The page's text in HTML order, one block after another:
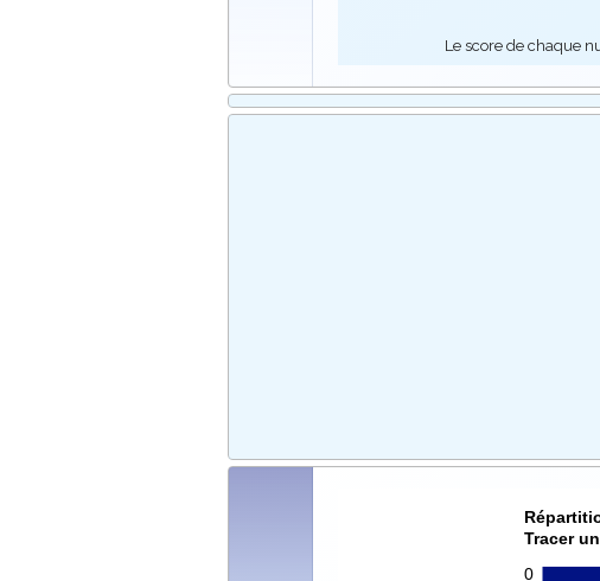
Le score de chaque
Tracer
0